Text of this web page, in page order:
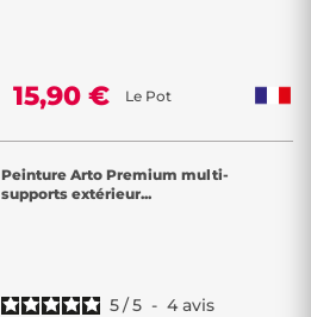
15,90 € Le Pot
Peinture Arto Premium multi-
supports extérieur...
5/5 - 4 avis